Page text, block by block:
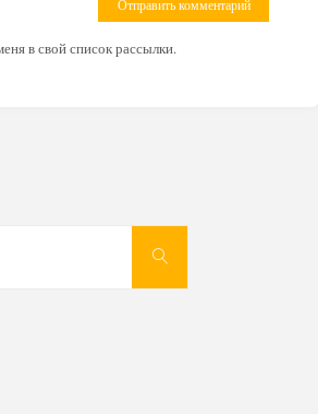
в свой список рассылки.
Search